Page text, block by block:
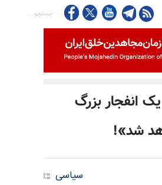
انفجار بزرگ
شد»!
سیاسی